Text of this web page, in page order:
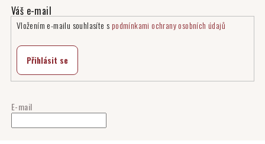
E-mail
Vložením e-mailu souhlasíte s podmínkami ochrany osobních údajů
Přihlásit se